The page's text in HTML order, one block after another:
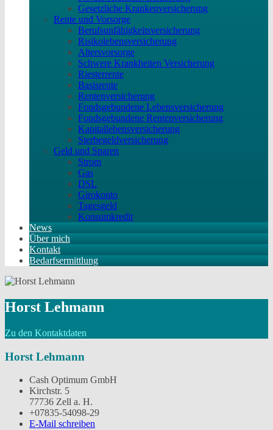
Gesetzliche Krankenversicherung
Rente und Vorsorge
Berufs­unfähigkeitsversicherung
Risikolebensversicherung
Altersvorsorge
Schwere Krankheiten Versicherung
Riesterrente
Basisrente
Rentenversicherung
Fondsgebundene Lebensversicherung
Fondsgebundene Rentenversicherung
Kapitallebensversicherung
Sterbegeldversicherung
Geld und Sparen
Strom
Gas
DSL
Girokonto
Tagesgeld
Konsumkredit
News
Über mich
Kontakt
Bedarfsermittlung
Horst Lehmann
Zu den Kontaktdaten
Horst Lehmann
Cash Optimum GmbH
Kirchstr. 5
77736 Zell a. H.
+07835-54098-29
E-Mail schreiben